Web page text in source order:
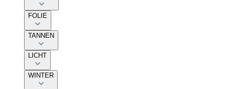
FOLIE
TANNEN
LICHT
WINTER